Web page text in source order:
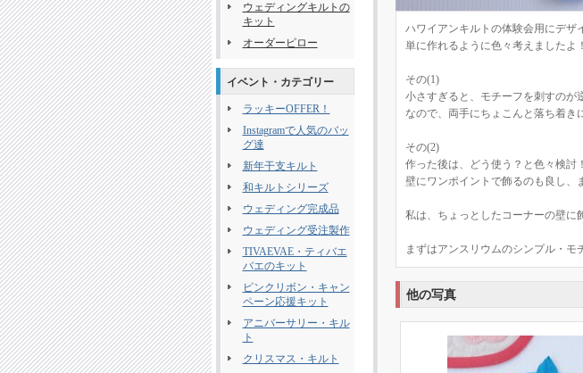
ウェディングキルトの
キット
オーダーピロー
イベント・カテゴリー
ラッキーOFFER！
Instagramで人気のバッ
グ達
新年干支キルト
和キルトシリーズ
ウェディング完成品
ウェディング受注製作
TIVAEVAE・ティバエ
バエのキット
ピンクリボン・キャン
ペーン応援キット
アニバーサリー・キル
ト
クリスマス・キルト
ハワイアンキルトの体験会用にデザ
単に作れるように色々考えましたよ！
その(1)
小さすぎると、モチーフを刺すのが
なので、両手にちょこんと落ち着き
その(2)
作った後は、どう使う？と色々検討！
壁にワンポイントで飾るのも良し、
私は、ちょっとしたコーナーの壁に
まずはアンスリウムのシンプル・モ
他の写真